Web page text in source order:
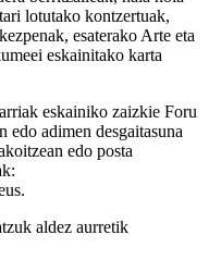
lotutako kontzertuak,
esaterako Arte eta
eskainitako karta
eskainiko zaizkie Foru
edo adimen desgaitasuna
edo posta
aldez aurretik